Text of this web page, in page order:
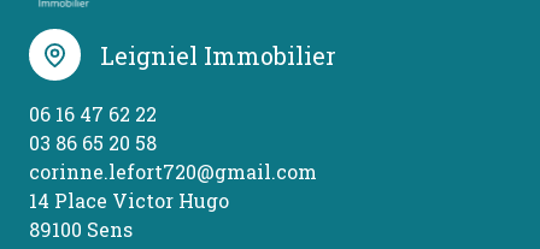
Leigniel Immobilier
06 16 47 62 22
03 86 65 20 58
corinne.lefort720@gmail.com
14 Place Victor Hugo
89100 Sens